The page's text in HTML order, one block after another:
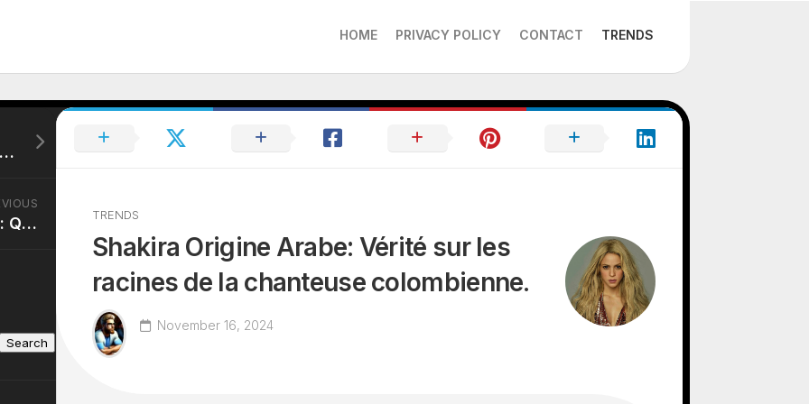
HOME PRIVACY POLICY CONTACT TRENDS
TRENDS
Shakira Origine Arabe: Vérité sur les
racines de la chanteuse colombienne.
November 16, 2024
Serge Nedjar Origine: Les racines de l’influenceur controversé.
Tatiana Silva Enceinte: Qui est le père du bébé ?
Search